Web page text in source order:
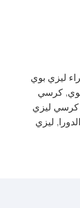
ليزي بوي
, كرسي
كرسي ليزي
, ليزي